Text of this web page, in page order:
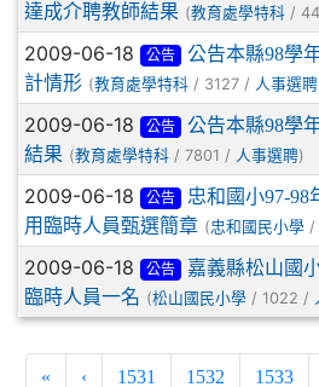
達成介聘教師結果 (教育處學特科 /
2009-06-18 公告
公告本縣98學
計情形 (教育處學特科 / 3127 / 人事選聘
2009-06-18 公告
公告本縣98學
結果 (教育處學特科 / 7801 / 人事選聘)
2009-06-18 公告
忠和國小97-
用臨時人員甄選簡章 (忠和國民小學 /
2009-06-18 公告
嘉義縣松山國
臨時人員一名 (松山國民小學 / 1022 /
« ‹ 1531 1532 1533